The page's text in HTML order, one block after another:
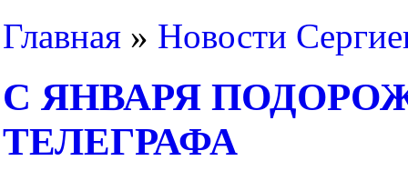
Главная » Новости
С ЯНВАРЯ
ТЕЛЕГРАФА